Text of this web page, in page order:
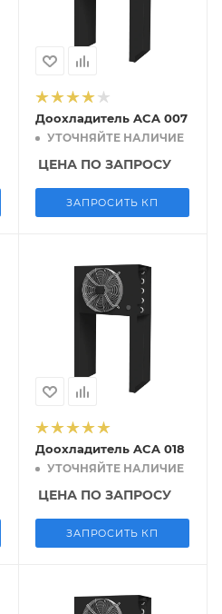
Доохладитель ACA 007
УТОЧНЯЙТЕ НАЛИЧИЕ
ЦЕНА ПО ЗАПРОСУ
ЗАПРОСИТЬ КП
Доохладитель ACA 018
УТОЧНЯЙТЕ НАЛИЧИЕ
ЦЕНА ПО ЗАПРОСУ
ЗАПРОСИТЬ КП